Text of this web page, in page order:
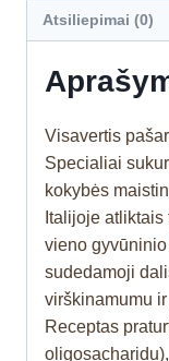
Atsiliepimai (0)
Visavertis
Specialiai
kokybės
Italijoje
vieno
sudedamoji
virškinamumu
Receptas